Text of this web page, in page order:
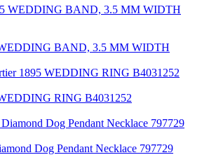
BAND, 3.5 MM WIDTH
RING B4031252
Dog Pendant Necklace 797729